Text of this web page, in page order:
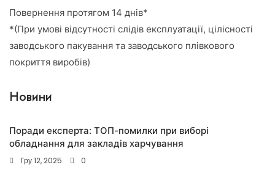
Повернення протягом 14 днів*
*(При умові відсутності слідів експлуатації, цілісності
заводського пакування та заводського плівкового
покриття виробів)
Новини
Поради експерта: ТОП-помилки при виборі
обладнання для закладів харчування
Гру 12, 2025 0